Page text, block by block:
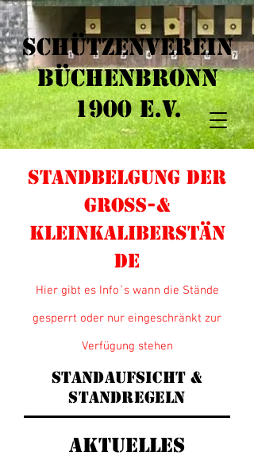
Schützenverein
Büchenbronn
1900 e.V.​
Standbelgung der
Groß-&
KleinkaliberStän
de
Hier gibt es Info`s wann die Stände
gesperrt oder nur eingeschränkt zur
Verfügung stehen
Standaufsicht &
Standregeln
Aktuelles